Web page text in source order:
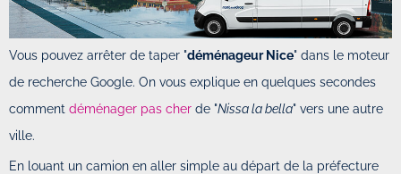
Vous pouvez arrêter de taper "déménageur Nice" dans le moteur
de recherche Google. On vous explique en quelques secondes
comment déménager pas cher de "Nissa la bella" vers une autre
ville.
En louant un camion en aller simple au départ de la préfecture